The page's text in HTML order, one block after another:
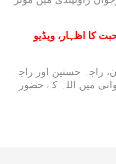
کا اظہار، ویڈیو
راجہ حسنین اور راجہ
میں اللہ کے حضور